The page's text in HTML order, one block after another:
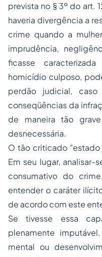
prevista no § 3º do art.
haveria divergência a
crime quando a
imprudência,
ficasse
homicídio culposo,
perdão judicial,
conseqüências da
de maneira tão
desnecessária.
O tão criticado "estado
Em seu lugar, analisar-
consumativo do
entender o caráter
de acordo com este
Se tivesse essa
plenamente
mental ou